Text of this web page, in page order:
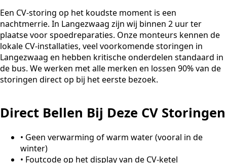
Een CV-storing op het koudste moment is een
nachtmerrie. In Langezwaag zijn wij binnen 2 uur ter
plaatse voor spoedreparaties. Onze monteurs kennen de
lokale CV-installaties, veel voorkomende storingen in
Langezwaag en hebben kritische onderdelen standaard in
de bus. We werken met alle merken en lossen 90% van de
storingen direct op bij het eerste bezoek.
Direct Bellen Bij Deze CV Storingen
• Geen verwarming of warm water (vooral in de
winter)
• Foutcode op het display van de CV-ketel